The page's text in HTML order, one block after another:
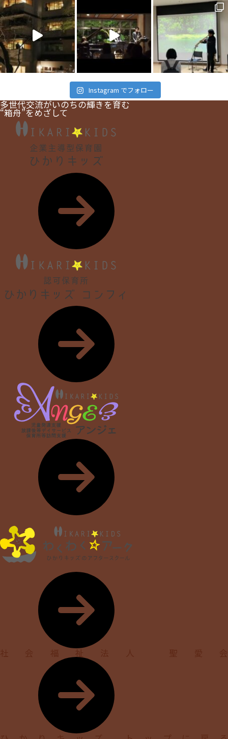
Instagram でフォロー
多世代交流がいのちの輝きを育む
“箱舟”をめざして